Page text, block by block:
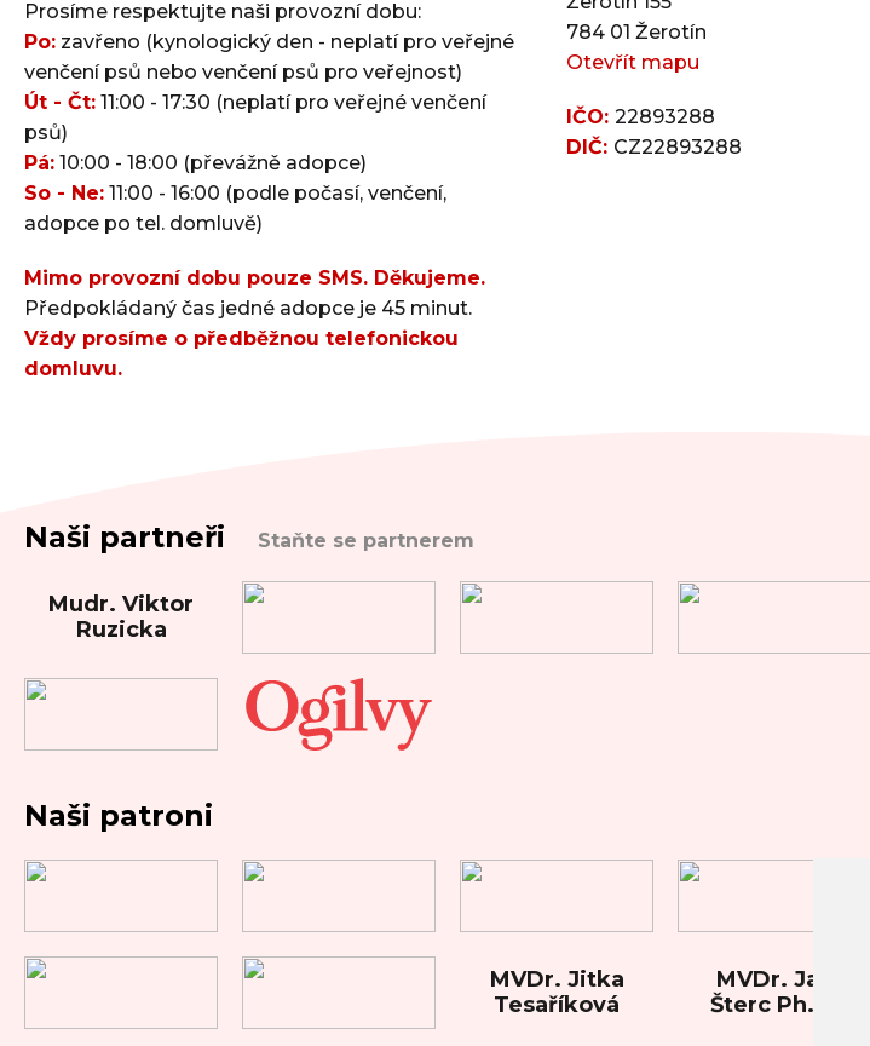
Prosíme respektujte naši provozní dobu:
Po: zavřeno (kynologický den - neplatí pro veřejné
venčení psů nebo venčení psů pro veřejnost)
Út - Čt: 11:00 - 17:30 (neplatí pro veřejné venčení
psů)
Pá: 10:00 - 18:00 (převážně adopce)
So - Ne: 11:00 - 16:00 (podle počasí, venčení,
adopce po tel. domluvě)
Mimo provozní dobu pouze SMS. Děkujeme.
Předpokládaný čas jedné adopce je 45 minut.
Vždy prosíme o předběžnou telefonickou
domluvu.
784 01 Žerotín
Otevřít mapu
IČO: 22893288
DIČ: CZ22893288
Naši partneři Staňte se partnerem
Mudr. Viktor
Ruzicka
Naši patroni
MVDr. Jitka
Tesaříková
MVDr. Jan
Šterc Ph.D.